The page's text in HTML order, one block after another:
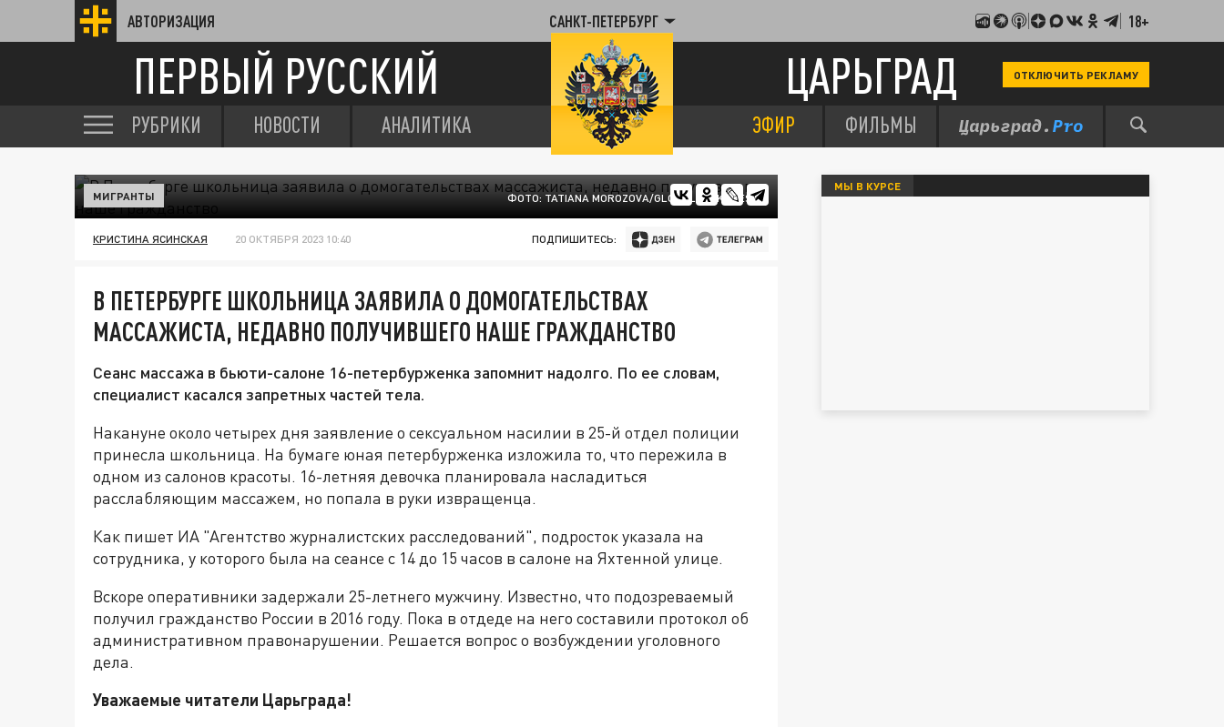
АВТОРИЗАЦИЯ САНКТ-ПЕТЕРБУРГ 18+
ПЕРВЫЙ РУССКИЙ ЦАРЬГРАД ОТКЛЮЧИТЬ РЕКЛАМУ
РУБРИКИ НОВОСТИ АНАЛИТИКА ЭФИР ФИЛЬМЫ
ФОТО: TATIANA MOROZOVA/GLOBALLOOKPRESS
МИГРАНТЫ
КРИСТИНА ЯСИНСКАЯ 20 ОКТЯБРЯ 2023 10:40 ПОДПИШИТЕСЬ:
В ПЕТЕРБУРГЕ ШКОЛЬНИЦА ЗАЯВИЛА О ДОМОГАТЕЛЬСТВАХ
МАССАЖИСТА, НЕДАВНО ПОЛУЧИВШЕГО НАШЕ ГРАЖДАНСТВО
Сеанс массажа в бьюти-салоне 16-петербурженка запомнит надолго. По ее словам,
специалист касался запретных частей тела.
Накануне около четырех дня заявление о сексуальном насилии в 25-й отдел полиции
принесла школьница. На бумаге юная петербурженка изложила то, что пережила в
одном из салонов красоты. 16-летняя девочка планировала насладиться
расслабляющим массажем, но попала в руки извращенца.
Как пишет ИА "Агентство журналистских расследований", подросток указала на
сотрудника, у которого была на сеансе с 14 до 15 часов в салоне на Яхтенной улице.
Вскоре оперативники задержали 25-летнего мужчину. Известно, что подозреваемый
получил гражданство России в 2016 году. Пока в отдеде на него составили протокол об
административном правонарушении. Решается вопрос о возбуждении уголовного
дела.
Уважаемые читатели Царьграда!
МЫ В КУРСЕ